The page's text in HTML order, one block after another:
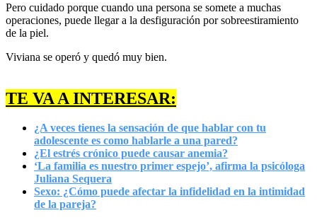
Pero cuidado porque cuando una persona se somete a muchas
operaciones, puede llegar a la desfiguración por sobreestiramiento
de la piel.
Viviana se operó y quedó muy bien.
TE VA A INTERESAR:
¿A veces tienes la sensación de que hablar con tu
adolescente es como hablarle a una pared?
¿El estrés crónico puede causar anemia?
‘La familia es nuestro primer espejo’, afirma la psicóloga
Juliana Sequera
Sexo: ¿Cómo puede afectar la infidelidad en la intimidad
de la pareja?